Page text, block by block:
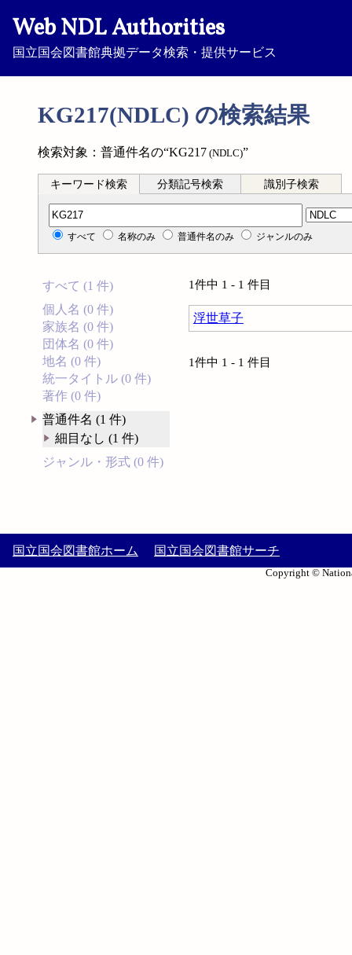
Web NDL Authorities
国立国会図書館典拠データ検索・提供サービス
KG217(NDLC) の検索結果
検索対象：普通件名の“KG217 (NDLC)”
キーワード検索 分類記号検索 識別子検索
分類記号検索
すべて 名称のみ 普通件名のみ ジャンルのみ
すべて (1 件)
個人名 (0 件)
家族名 (0 件)
団体名 (0 件)
地名 (0 件)
統一タイトル (0 件)
著作 (0 件)
普通件名 (1 件)
細目なし (1 件)
ジャンル・形式 (0 件)
1件中 1 - 1 件目
浮世草子
1件中 1 - 1 件目
国立国会図書館ホーム 国立国会図書館サーチ
Copyright ©